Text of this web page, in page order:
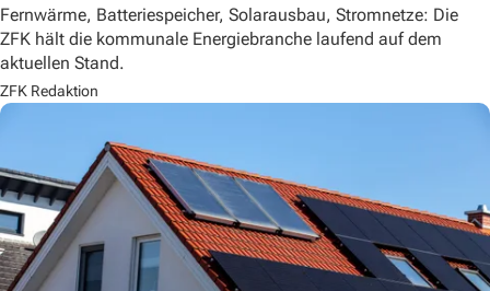
Fernwärme, Batteriespeicher, Solarausbau, Stromnetze: Die
ZFK hält die kommunale Energiebranche laufend auf dem
aktuellen Stand.
ZFK Redaktion